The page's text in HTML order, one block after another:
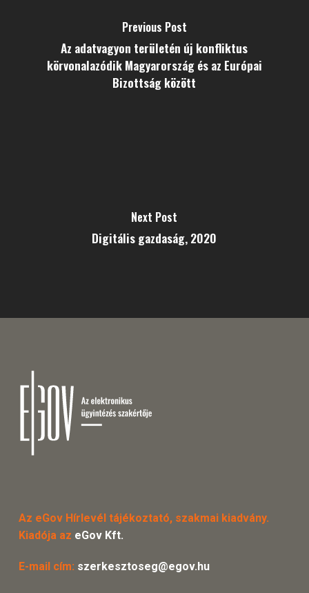
Previous Post
Az adatvagyon területén új konfliktus
körvonalazódik Magyarország és az Európai
Bizottság között
Next Post
Digitális gazdaság, 2020
Az eGov Hírlevél tájékoztató, szakmai kiadvány.
Kiadója az eGov Kft.
E-mail cím: szerkesztoseg@egov.hu